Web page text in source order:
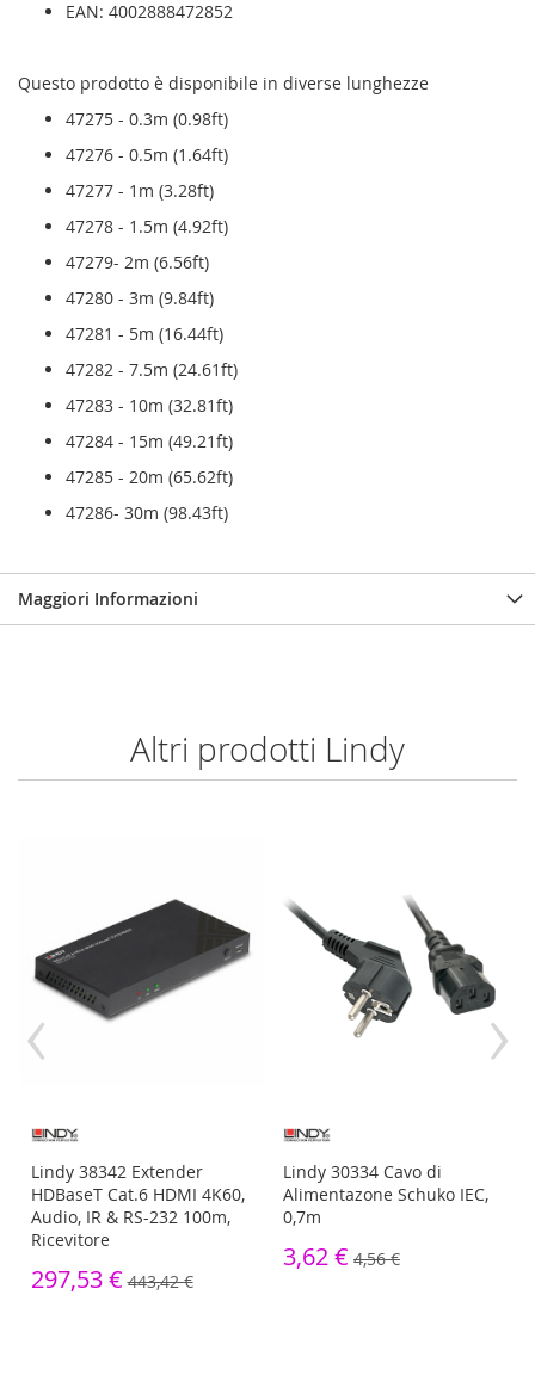
EAN: 4002888472852
Questo prodotto è disponibile in diverse lunghezze
47275 - 0.3m (0.98ft)
47276 - 0.5m (1.64ft)
47277 - 1m (3.28ft)
47278 - 1.5m (4.92ft)
47279- 2m (6.56ft)
47280 - 3m (9.84ft)
47281 - 5m (16.44ft)
47282 - 7.5m (24.61ft)
47283 - 10m (32.81ft)
47284 - 15m (49.21ft)
47285 - 20m (65.62ft)
47286- 30m (98.43ft)
Maggiori Informazioni
Altri prodotti Lindy
Lindy 38342 Extender
HDBaseT Cat.6 HDMI 4K60,
Audio, IR & RS-232 100m,
Ricevitore
297,53 € 443,42 €
Lindy 30334 Cavo di
Alimentazone Schuko IEC,
0,7m
3,62 € 4,56 €
‹ ›